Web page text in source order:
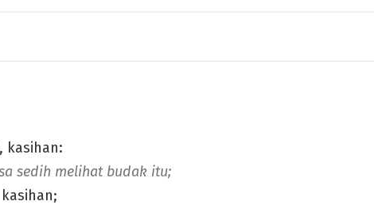
kasihan:
sedih melihat budak itu;